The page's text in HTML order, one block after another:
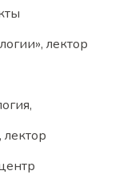
лектор